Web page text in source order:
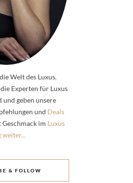
Welt des Luxus.
Experten für Luxus
und geben unsere
und Deals
im Luxus
weiter...
& FOLLOW